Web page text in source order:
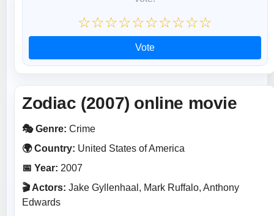
☆☆☆☆☆☆☆☆☆☆
Vote
Zodiac (2007) online movie
🎭 Genre: Crime
🌍 Country: United States of America
📅 Year: 2007
🎬 Actors: Jake Gyllenhaal, Mark Ruffalo, Anthony
Edwards